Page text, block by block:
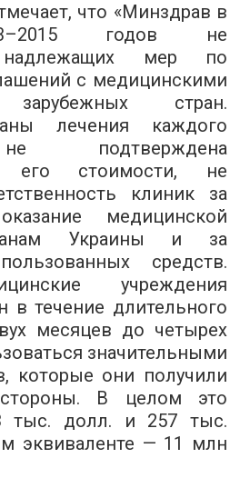
что «Минздрав в
годов не
надлежащих мер по
с медицинскими
зарубежных стран.
лечения каждого
подтверждена
его стоимости, не
клиник за
медицинской
Украины и за
средств.
учреждения
в течение длительного
месяцев до четырех
значительными
которые они получили
В целом это
тыс. долл. и 257 тыс.
эквиваленте — 11 млн